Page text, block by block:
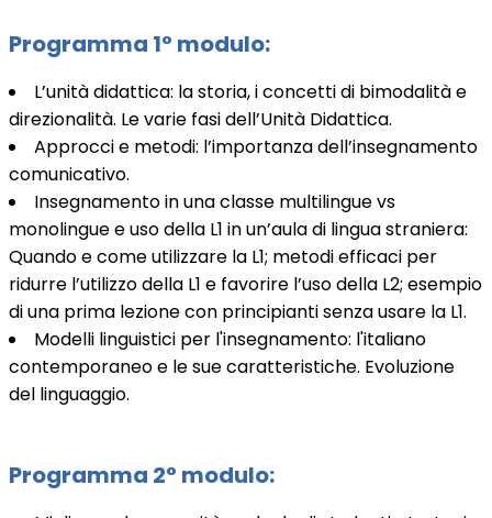
Programma 1° modulo:
L’unità didattica: la storia, i concetti di bimodalità e
direzionalità. Le varie fasi dell’Unità Didattica.
Approcci e metodi: l’importanza dell’insegnamento
comunicativo.
Insegnamento in una classe multilingue vs
monolingue e uso della L1 in un’aula di lingua straniera:
Quando e come utilizzare la L1; metodi efficaci per
ridurre l’utilizzo della L1 e favorire l’uso della L2; esempio
di una prima lezione con principianti senza usare la L1.
Modelli linguistici per l'insegnamento: l'italiano
contemporaneo e le sue caratteristiche. Evoluzione
del linguaggio.
Programma 2° modulo: